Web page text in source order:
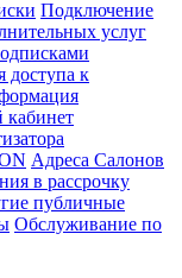
Подключение
услуг
доступа к
Адреса Салонов
в рассрочку
публичные
Обслуживание по